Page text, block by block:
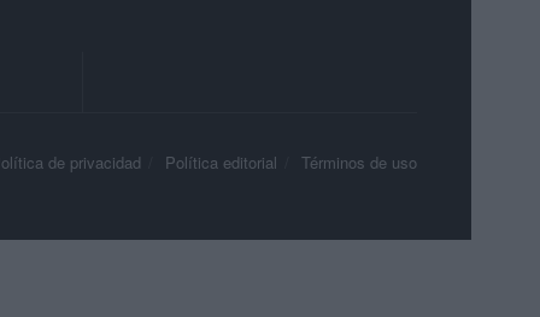
de privacidad Política editorial Términos de uso